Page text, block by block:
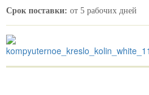
Срок поставки: от 5 рабочих дней